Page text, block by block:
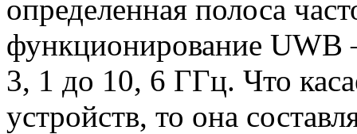
определенная полоса
функционирование UWB
3, 1 до 10, 6 ГГц. Что
устройств, то она